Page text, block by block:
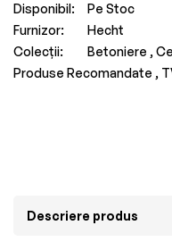
Disponibil:
Pe Stoc
Furnizor:
Hecht
Colecții:
Betoniere ,
Produse Recomandate ,
Descriere produs